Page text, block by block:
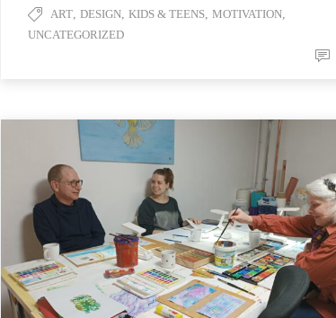
ART, DESIGN, KIDS & TEENS, MOTIVATION,
UNCATEGORIZED